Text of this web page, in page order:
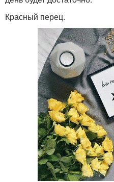
Красный перец.